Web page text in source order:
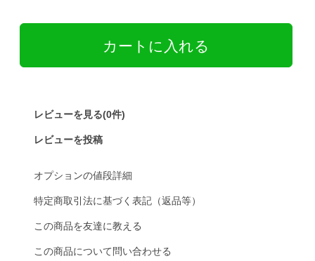
レビューを見る(0件)
レビューを投稿
オプションの値段詳細
特定商取引法に基づく表記（返品等）
この商品を友達に教える
この商品について問い合わせる